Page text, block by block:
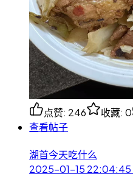
点赞: 246 收藏: 0
查看帖子
湖首今天吃什么
2025-01-15 22:04:45